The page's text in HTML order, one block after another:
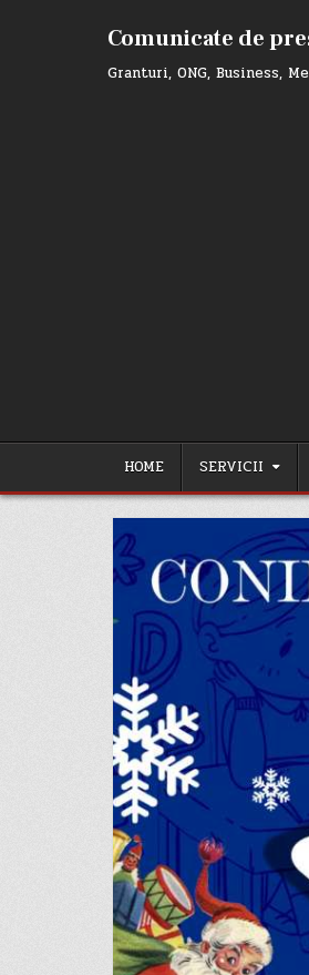
Comunicate de
Granturi, ONG, Business,
HOME SERVICII